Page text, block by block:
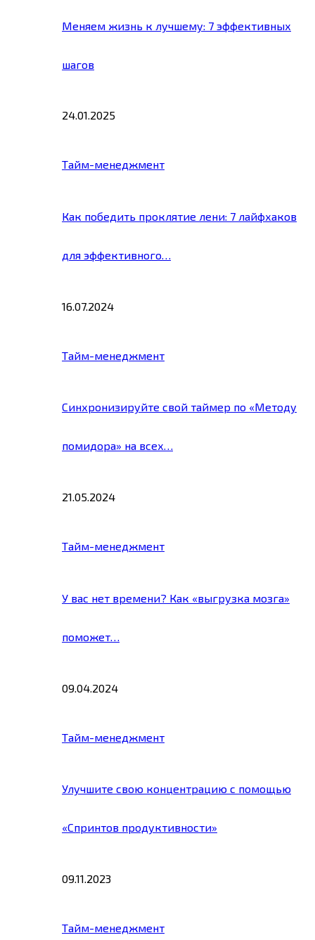
Меняем жизнь к лучшему: 7 эффективных
шагов
24.01.2025
Тайм-менеджмент
Как победить проклятие лени: 7 лайфхаков
для эффективного…
16.07.2024
Тайм-менеджмент
Синхронизируйте свой таймер по «Методу
помидора» на всех…
21.05.2024
Тайм-менеджмент
У вас нет времени? Как «выгрузка мозга»
поможет…
09.04.2024
Тайм-менеджмент
Улучшите свою концентрацию с помощью
«Спринтов продуктивности»
09.11.2023
Тайм-менеджмент